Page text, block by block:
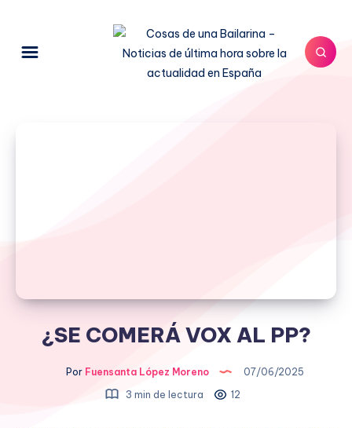
¿SE COMERÁ VOX AL PP?
Por Fuensanta López Moreno
07/06/2025
3 min de lectura
12